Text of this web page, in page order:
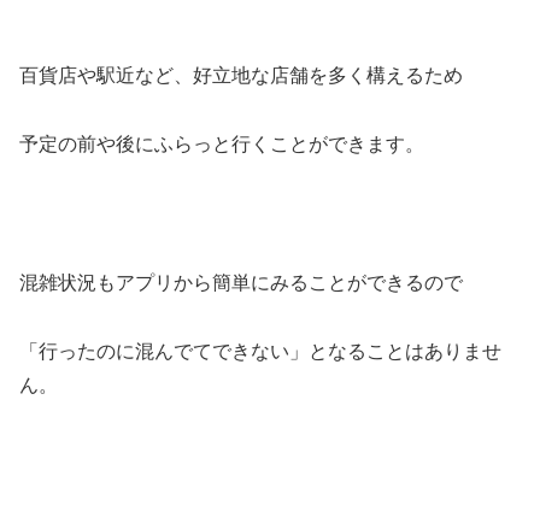
百貨店や駅近など、好立地な店舗を多く構えるため
予定の前や後にふらっと行くことができます。
混雑状況もアプリから簡単にみることができるので
「行ったのに混んでてできない」となることはありませ
ん。